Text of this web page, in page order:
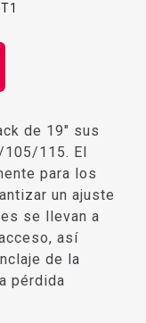
de 19" sus
115. El
para los
un ajuste
se llevan a
así
de la
pérdida